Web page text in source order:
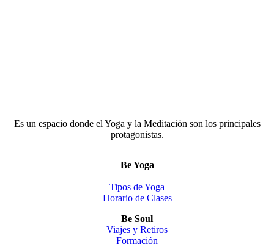
Es un espacio donde el Yoga y la Meditación son los principales
protagonistas.
Be Yoga
Tipos de Yoga
Horario de Clases
Be Soul
Viajes y Retiros
Formación